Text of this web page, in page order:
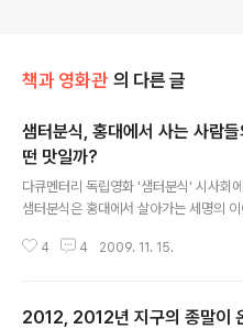
책과 영화관 의 다른 글
샘터분식, 홍대에서 사는 사람
떤 맛일까?
다큐멘터리 독립영화 '샘터분식' 시사회
샘터분식은 홍대에서 살아가는 세명의
힙합랩퍼, 시민운동가)의 이야기입니다.
기도 합니다. 문화와 예술이 살아있는 곳
4 4 2009. 11. 15.
2012, 2012년 지구의 종말이